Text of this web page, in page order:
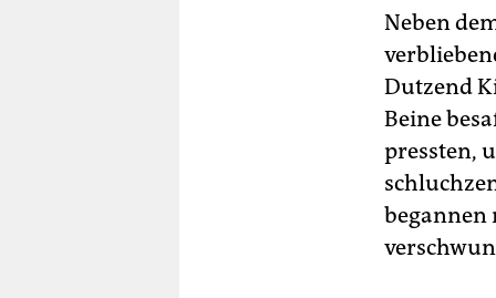
Neben
Dutzend
Beine
pressten,
begannen